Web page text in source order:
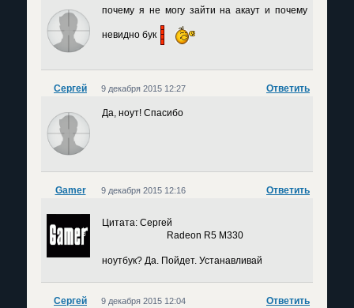
почему я не могу зайти на акаут и почему
невидно бук
Сергей Ответить
9 декабря 2015 12:27
Да, ноут! Спасибо
Gamer Ответить
9 декабря 2015 12:16
Цитата: Сергей
Radeon R5 M330
ноутбук? Да. Пойдет. Устанавливай
Сергей Ответить
9 декабря 2015 12:04